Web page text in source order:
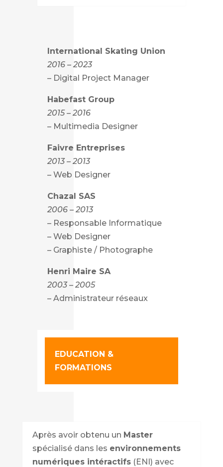
International Skating Union
2016 – 2023
– Digital Project Manager
Habefast Group
2015 – 2016
– Multimedia Designer
Faivre Entreprises
2013 – 2013
– Web Designer
Chazal SAS
2006 – 2013
– Responsable Informatique
– Web Designer
– Graphiste / Photographe
Henri Maire SA
2003 – 2005
– Administrateur réseaux
EDUCATION &
FORMATIONS
Après avoir obtenu un Master
spécialisé dans les environnements
numériques intéractifs(ENI) avec